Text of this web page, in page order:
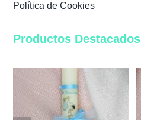
Política de Cookies
Productos Destacados